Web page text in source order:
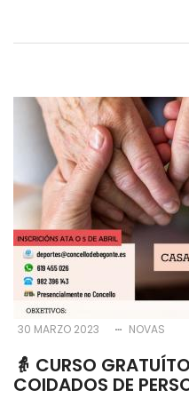
30 MARZO 2023 NOVAS
👵 CURSO
COIDADOS DE